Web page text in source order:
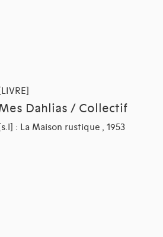
[LIVRE]
Dahlias / Collectif
[s.l] : La Maison rustique , 1953